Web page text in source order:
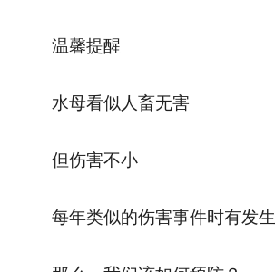
温馨提醒
水母看似人畜无害
但伤害不小
每年类似的伤害事件时有发生